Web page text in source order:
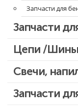
Запчасти для
Запчасти
Цепи /Шины
Свечи,
Запчасти